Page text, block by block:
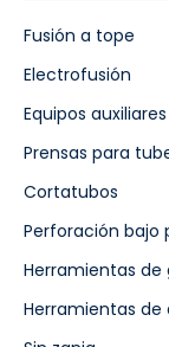
Fusión a tope
Electrofusión
Equipos auxiliares
Prensas para
Cortatubos
Perforación bajo
Herramientas de
Herramientas de